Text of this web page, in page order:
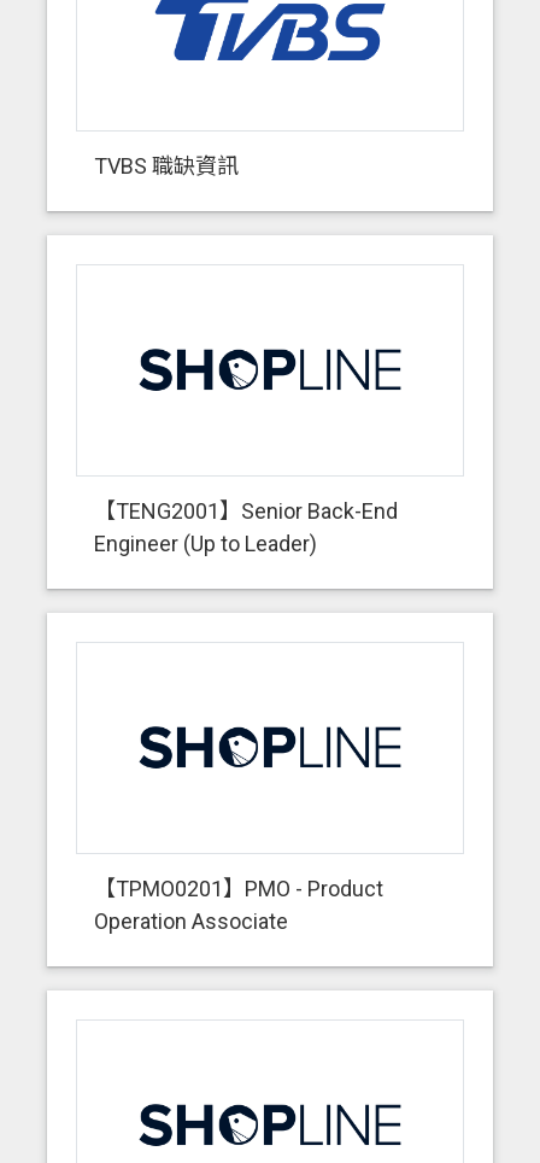
TVBS 職缺資訊
【TENG2001】Senior Back-End
Engineer (Up to Leader)
【TPMO0201】PMO - Product
Operation Associate